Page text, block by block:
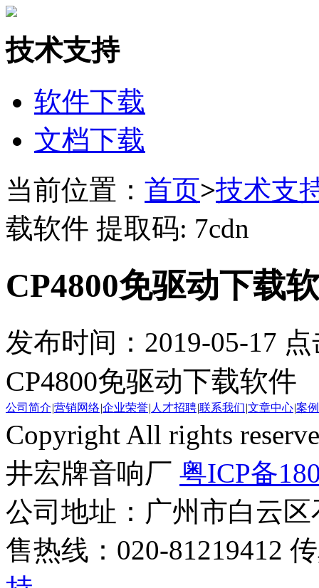
技术支持
软件下载
文档下载
当前位置： 首页>技术支
载软件 提取码: 7cdn
CP4800免驱动下载
发布时间：2019-05-17
CP4800免驱动下载软
公司简介|营销网络|企业荣誉| 人才招聘|联系我们|文章中心|案
Copyright All rights
井宏牌音响厂 粤ICP备
公司地址：广州市白云
售热线：020-81219412